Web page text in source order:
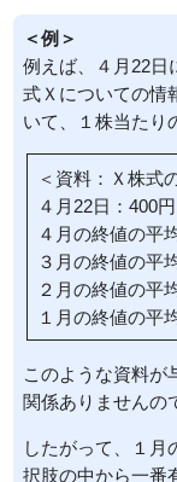
＜例＞
例えば、４月22日
式Ｘについての情
いて、１株当たり
＜資料：Ｘ株式
４月22日：400円
４月の終値の平
３月の終値の平
２月の終値の平
１月の終値の平
このような資料が
関係ありませんの
したがって、１月
択肢の中から一番